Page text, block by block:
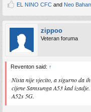
EL NINO CFC and Neo
zippoo
Veteran foruma
Reventon said: ↑
Nista nije vjecito, a sigurno da
cijene Samsunga A53 kad
A52s 5G.